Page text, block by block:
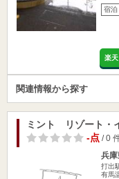
宿泊
楽
関連情報から探す
ミント リゾート・
-点/ 0
兵
打出
有馬